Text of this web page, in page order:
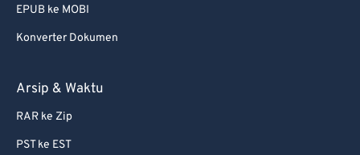
EPUB ke MOBI
Konverter Dokumen
Arsip & Waktu
RAR ke Zip
PST ke EST